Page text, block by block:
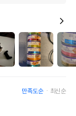
만족도순 최신순